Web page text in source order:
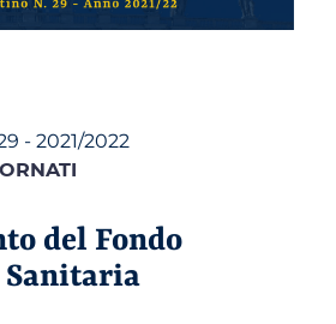
- 2021/2022
del Fondo
Sanitaria